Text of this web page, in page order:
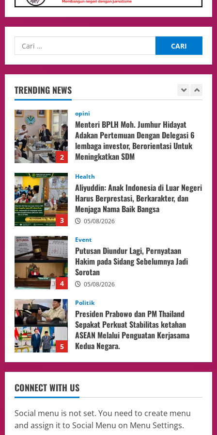
TRENDING NEWS
Selesaikan 25 Perkara Isbat Nikah bagi
WNI di Johor Bahru
2
Adakan Pertemuan Dengan Delegasi 6
3
Health
Aliyuddin: Anak Indonesia di Luar Negeri
Harus Berprestasi, Berkarakter, dan
Menjaga Nama Baik Bangsa
05/08/2026
4
Event
Putusan Diundur Lagi, Pernyataan
Hakim pada Sidang Sebelumnya Jadi
Sorotan
05/08/2026
5
Politik
Presiden Prabowo dan PM Thailand
Sepakat Perkuat Stabilitas ketahan
ASEAN Melalui Penguatan Kerjasama
Kedua Negara.
1
Culture
Pengadilan Agama Jakarta Pusat
Selesaikan 25 Perkara Isbat Nikah bagi
WNI di Johor Bahru
06/08/2026
2
Adakan Pertemuan Dengan Delegasi 6
lembaga investor, Berorientasi Untuk
Meningkatkan SDM
05/08/2026
Health
CONNECT WITH US
Social menu is not set. You need to create menu
and assign it to Social Menu on Menu Settings.